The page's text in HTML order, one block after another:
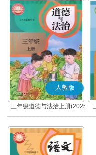
人教版
三年级道德与法治上册(2025
秋版)(部编版)